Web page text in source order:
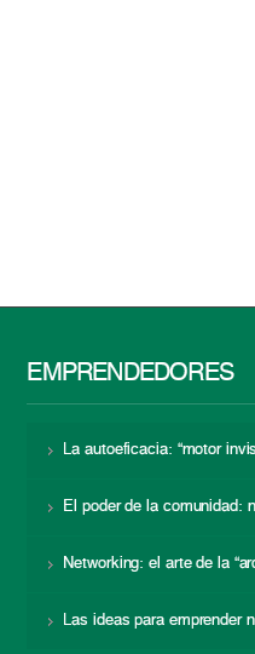
EMPRENDEDORES
La autoeficacia: “motor
El poder de la comunidad:
Networking: el arte de la
Las ideas para emprender